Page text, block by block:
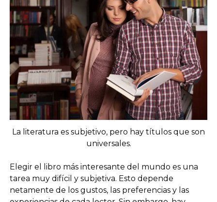
La literatura es subjetivo, pero hay títulos que son
universales.
Elegir el libro más interesante del mundo es una
tarea muy difícil y subjetiva. Esto depende
netamente de los gustos, las preferencias y las